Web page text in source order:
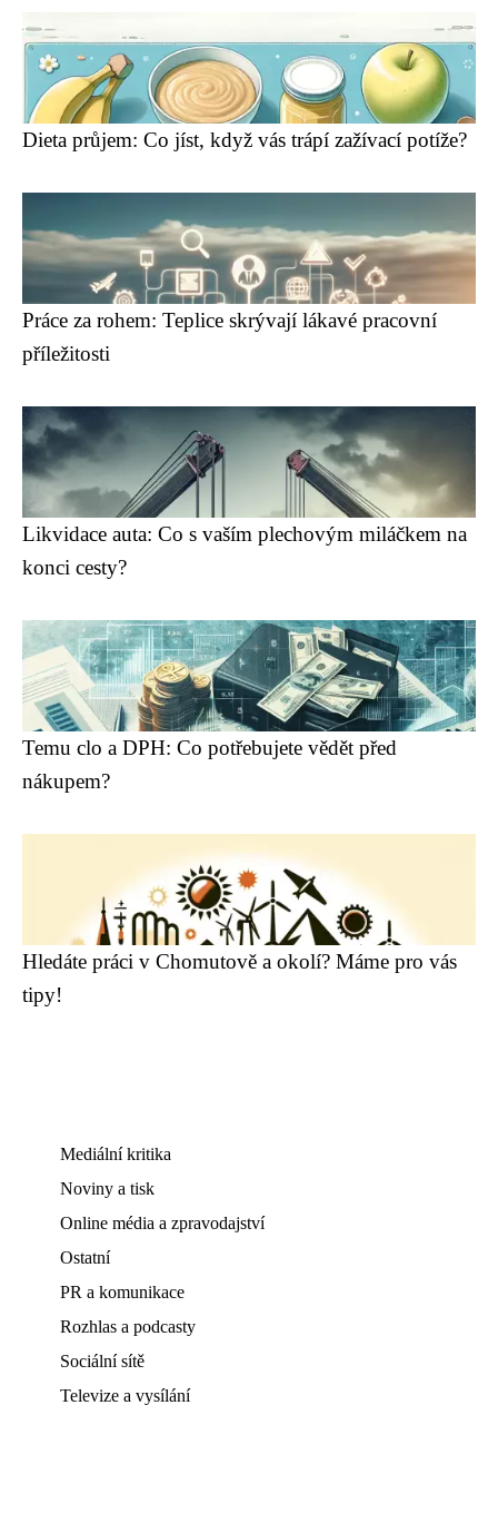
Dieta průjem: Co jíst, když vás trápí zažívací potíže?
Práce za rohem: Teplice skrývají lákavé pracovní
příležitosti
Likvidace auta: Co s vaším plechovým miláčkem na
konci cesty?
Temu clo a DPH: Co potřebujete vědět před
nákupem?
Hledáte práci v Chomutově a okolí? Máme pro vás
tipy!
Mediální kritika
Noviny a tisk
Online média a zpravodajství
Ostatní
PR a komunikace
Rozhlas a podcasty
Sociální sítě
Televize a vysílání